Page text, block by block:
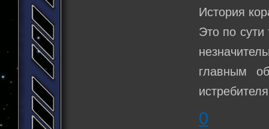
История
Это по
главным
0